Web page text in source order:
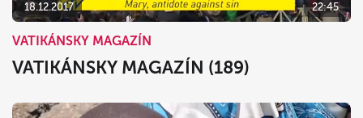
18.12.2017 22:45
VATIKÁNSKY MAGAZÍN
VATIKÁNSKY MAGAZÍN (189)